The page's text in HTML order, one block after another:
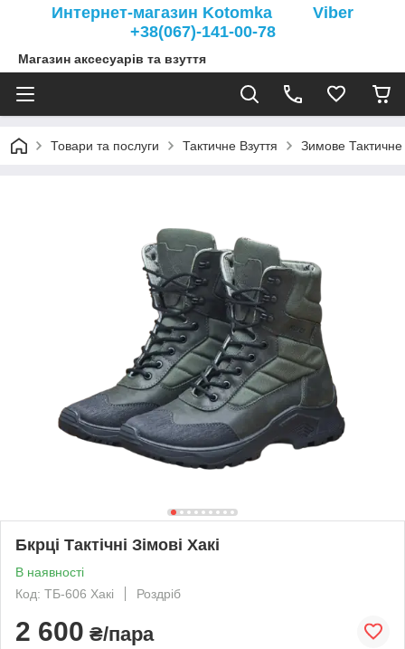
Интернет-магазин Kotomka Viber
+38(067)-141-00-78
Магазин аксесуарів та взуття
Товари та послуги Тактичне Взуття Зимове Тактичне
Бкрці Тактічні Зімові Хакі
В наявності
Код: ТБ-606 Хакі
Роздріб
2 600 ₴/пара